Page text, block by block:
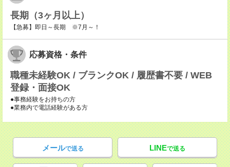
長期（3ヶ月以上）
【急募】即日～長期 ※7月～！
応募資格・条件
職種未経験OK / ブランクOK / 履歴書不要 / WEB
登録・面接OK
●事務経験をお持ちの方
●業務内で電話経験がある方
メールで送る LINEで送る